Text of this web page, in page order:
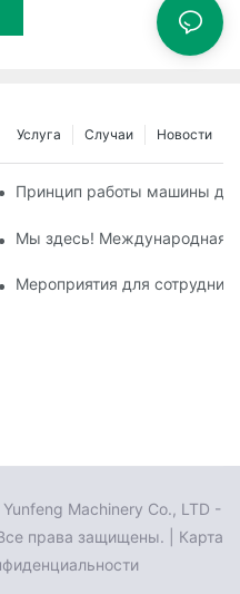
Новости
Случаи
Услуга
Принцип работы машины
печатная машина и как она
Мы здесь! Международная
выставке пластмасс и
Мероприятия для
Machinery Co., LTD -
права защищены. |
Карта